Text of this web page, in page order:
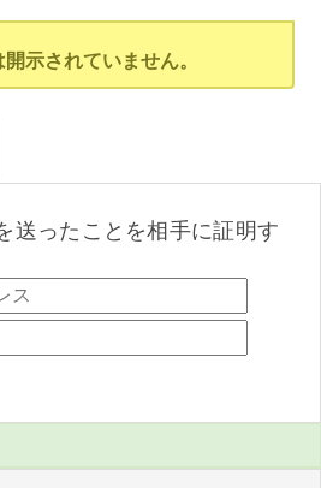
示されていません。
送ったことを相手に証明す